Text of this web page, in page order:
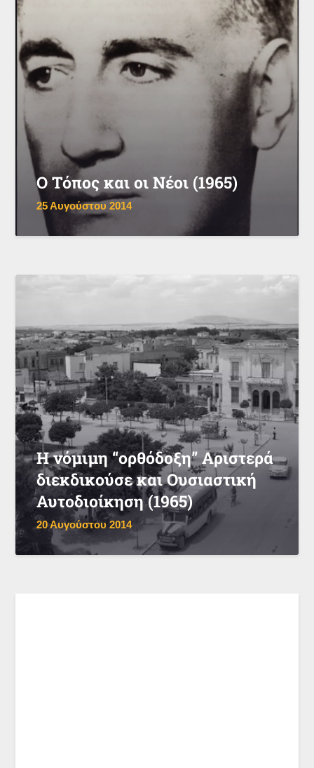
Ο Τόπος και οι Νέοι (1965)
25 Αυγούστου 2014
Η νόμιμη “ορθόδοξη” Αριστερά
διεκδικούσε και Ουσιαστική
Αυτοδιοίκηση (1965)
20 Αυγούστου 2014